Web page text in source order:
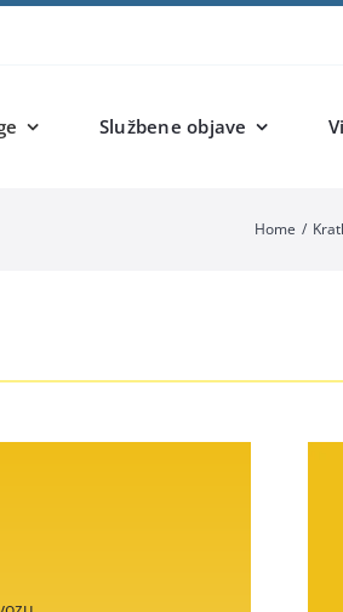
Službene objave
Home